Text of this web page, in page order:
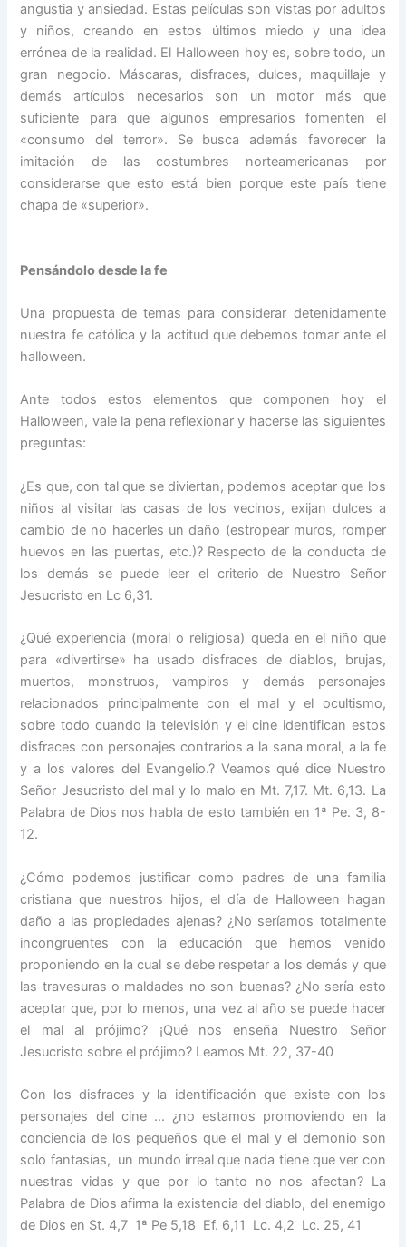
angustia y ansiedad. Estas películas son vistas por adultos
y niños, creando en estos últimos miedo y una idea
errónea de la realidad. El Halloween hoy es, sobre todo, un
gran negocio. Máscaras, disfraces, dulces, maquillaje y
demás artículos necesarios son un motor más que
suficiente para que algunos empresarios fomenten el
«consumo del terror». Se busca además favorecer la
imitación de las costumbres norteamericanas por
considerarse que esto está bien porque este país tiene
chapa de «superior».
Pensándolo desde la fe
Una propuesta de temas para considerar detenidamente
nuestra fe católica y la actitud que debemos tomar ante el
halloween.
Ante todos estos elementos que componen hoy el
Halloween, vale la pena reflexionar y hacerse las siguientes
preguntas:
¿Es que, con tal que se diviertan, podemos aceptar que los
niños al visitar las casas de los vecinos, exijan dulces a
cambio de no hacerles un daño (estropear muros, romper
huevos en las puertas, etc.)? Respecto de la conducta de
los demás se puede leer el criterio de Nuestro Señor
Jesucristo en Lc 6,31.
¿Qué experiencia (moral o religiosa) queda en el niño que
para «divertirse» ha usado disfraces de diablos, brujas,
muertos, monstruos, vampiros y demás personajes
relacionados principalmente con el mal y el ocultismo,
sobre todo cuando la televisión y el cine identifican estos
disfraces con personajes contrarios a la sana moral, a la fe
y a los valores del Evangelio.? Veamos qué dice Nuestro
Señor Jesucristo del mal y lo malo en Mt. 7,17. Mt. 6,13. La
Palabra de Dios nos habla de esto también en 1ª Pe. 3, 8-
12.
¿Cómo podemos justificar como padres de una familia
cristiana que nuestros hijos, el día de Halloween hagan
daño a las propiedades ajenas? ¿No seríamos totalmente
incongruentes con la educación que hemos venido
proponiendo en la cual se debe respetar a los demás y que
las travesuras o maldades no son buenas? ¿No sería esto
aceptar que, por lo menos, una vez al año se puede hacer
el mal al prójimo? ¡Qué nos enseña Nuestro Señor
Jesucristo sobre el prójimo? Leamos Mt. 22, 37-40
Con los disfraces y la identificación que existe con los
personajes del cine … ¿no estamos promoviendo en la
conciencia de los pequeños que el mal y el demonio son
solo fantasías, un mundo irreal que nada tiene que ver con
nuestras vidas y que por lo tanto no nos afectan? La
Palabra de Dios afirma la existencia del diablo, del enemigo
de Dios en St. 4,7 1ª Pe 5,18 Ef. 6,11 Lc. 4,2 Lc. 25, 41